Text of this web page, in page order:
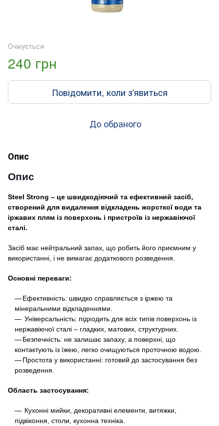
Очікується
240 грн
Повідомити, коли з'явиться
До обраного
Опис
Опис
Steel Strong – це швидкодіючий та ефективний засіб,
створений для видалення відкладень жорсткої води та
іржавих плям із поверхонь і пристроїв із нержавіючої
сталі.
Засіб має нейтральний запах, що робить його приємним у
використанні, і не вимагає додаткового розведення.
Основні переваги:
Ефективність: швидко справляється з іржею та
мінеральними відкладеннями.
Універсальність: підходить для всіх типів поверхонь із
нержавіючої сталі – гладких, матових, структурних.
Безпечність: не залишає запаху, а поверхні, що
контактують із їжею, легко очищуються проточною водою.
Простота у використанні: готовий до застосування без
розведення.
Область застосування:
Кухонні мийки, декоративні елементи, витяжки,
підвіконня, столи, кухонна техніка.